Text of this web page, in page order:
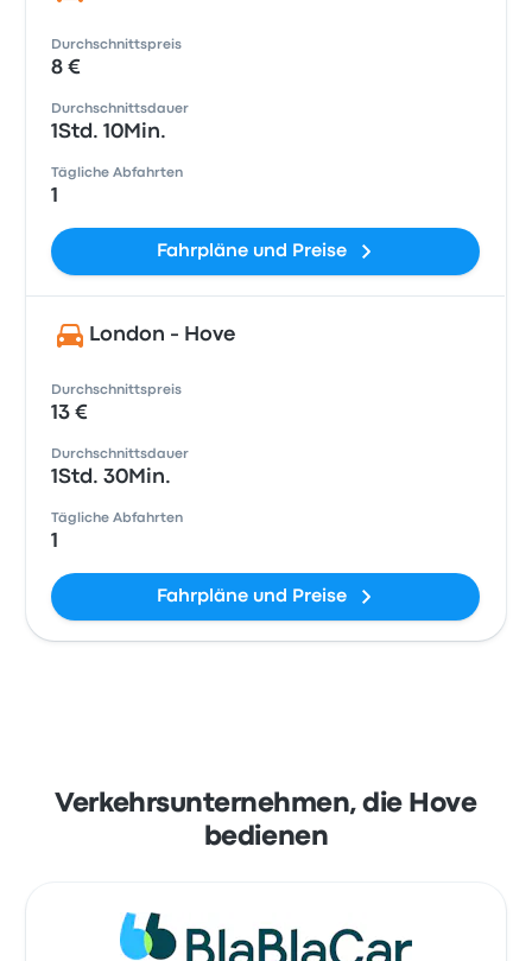
Durchschnittspreis
8 €
Durchschnittsdauer
1Std. 10Min.
Tägliche Abfahrten
1
Fahrpläne und Preise
London - Hove
Durchschnittspreis
13 €
Durchschnittsdauer
1Std. 30Min.
Tägliche Abfahrten
1
Fahrpläne und Preise
Verkehrsunternehmen, die Hove
bedienen